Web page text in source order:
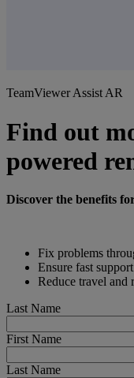
TeamViewer Assist AR
Find out
powered
Discover the benefits
Fix problems
Ensure fast
Reduce travel and
Last Name
First Name
Last Name